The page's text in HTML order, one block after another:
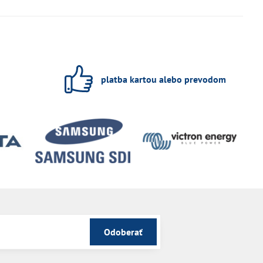
platba kartou alebo prevodom
Odoberať